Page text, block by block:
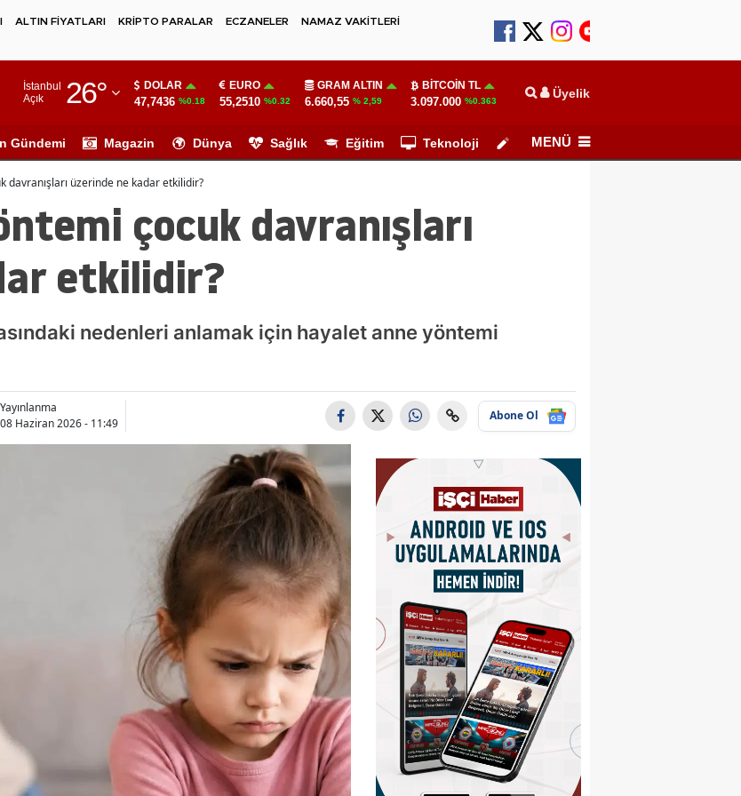
ALTIN FİYATLARI KRİPTO PARALAR ECZANELER
NAMAZ VAKİTLERİ
İstanbul
Açık
26°
Adıyaman
Ağrı
Ankara
Antalya
Aydın
Bilecik
Diyarbakır
DOLAR
47,7436 %0.18
EURO
55,2510 %0.32
GRAM ALTIN
6.660,55 % 2,59
BITCOIN TL
3.097.000 %0.363 Üyelik
Gündemi Magazin Dünya Sağlık Eğitim Teknoloji Köşe Yazarları
MENÜ
davranışları üzerinde ne kadar etkilidir?
çocuk davranışları
etkilidir?
nedenleri anlamak için hayalet anne yöntemi
Yayınlanma
08 Haziran 2026 - 11:49
Abone Ol